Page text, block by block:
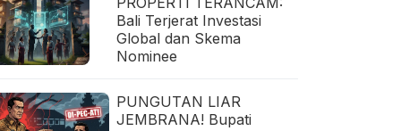
Bali Terjerat Investasi
Global dan Skema
Nominee
PUNGUTAN LIAR
JEMBRANA! Bupati